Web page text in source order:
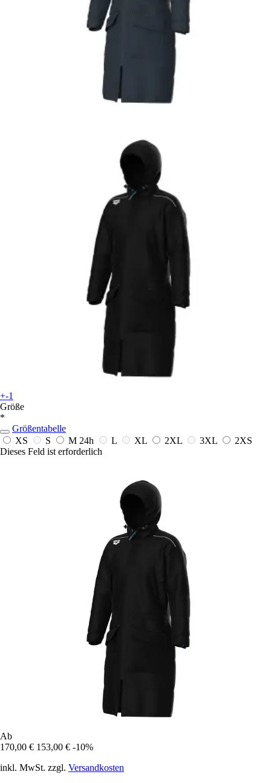
+-1
Größe
*
Größentabelle
XS
S M 24h L XL 2XL 3XL
2XS
Dieses Feld ist erforderlich
Ab
170,00 € 153,00 € -10%
inkl. MwSt. zzgl. Versandkosten